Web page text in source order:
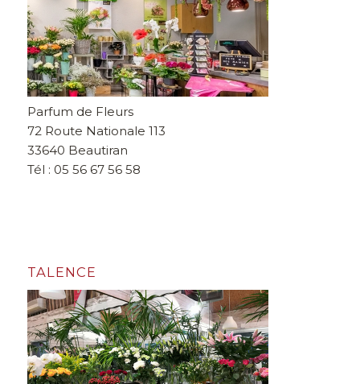
Parfum de Fleurs
72 Route Nationale 113
33640 Beautiran
Tél : 05 56 67 56 58
TALENCE